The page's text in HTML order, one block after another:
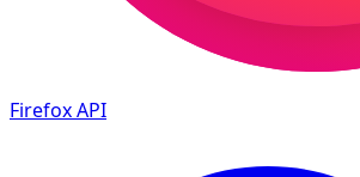
FirefoxAPI